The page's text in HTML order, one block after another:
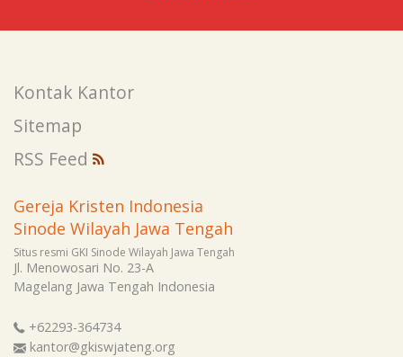
Kontak Kantor
Sitemap
RSS Feed
Gereja Kristen Indonesia
Sinode Wilayah Jawa Tengah
Situs resmi GKI Sinode Wilayah Jawa Tengah
Jl. Menowosari No. 23-A
Magelang Jawa Tengah Indonesia
+62293-364734
kantor@gkiswjateng.org